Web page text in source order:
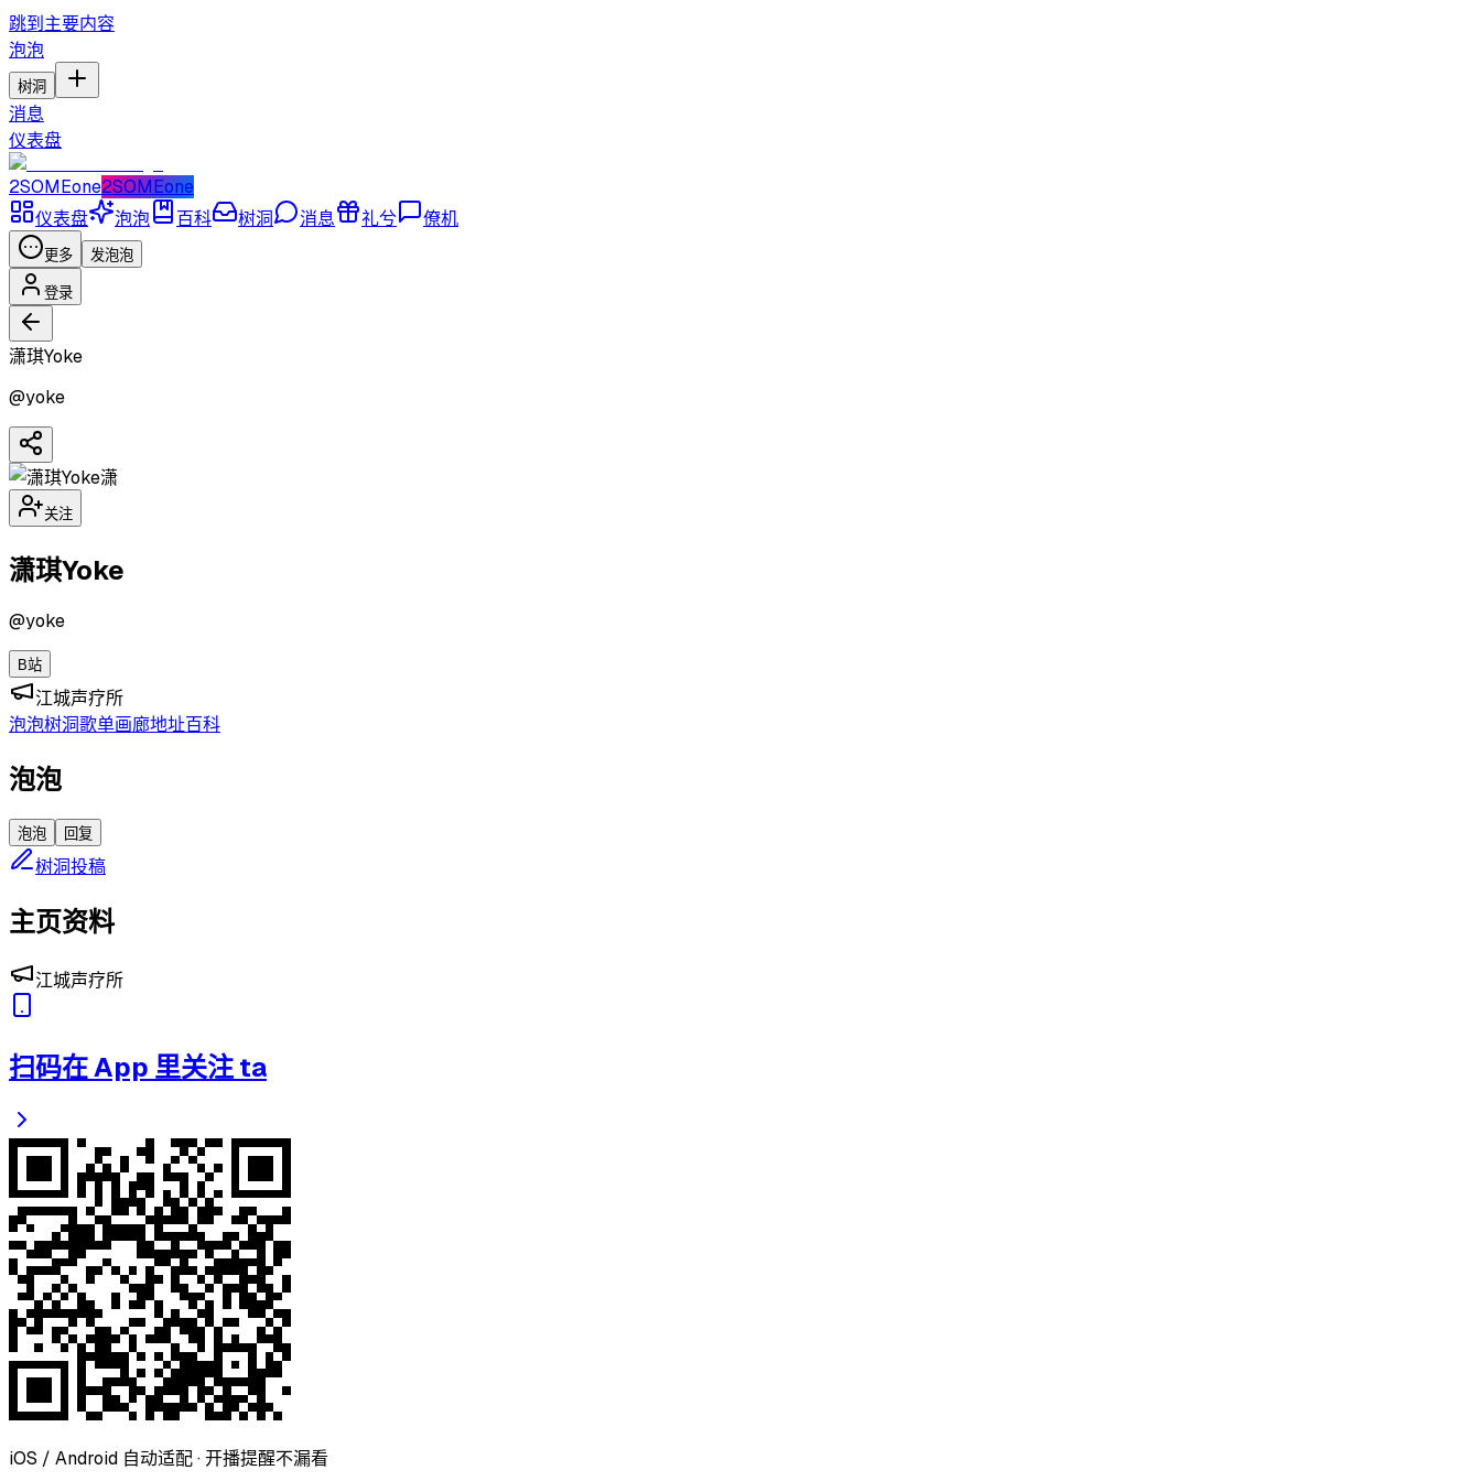
跳到主要内容
泡泡
树洞
消息
仪表盘
2SOMEone2SOMEone
仪表盘
泡泡 百科 树洞 消息 礼兮 僚机
更多 发泡泡
登录
潇琪Yoke
@yoke
潇
关注
潇琪Yoke
@yoke
B站
江城声疗所
泡泡树洞歌单画廊地址百科
泡泡
泡泡 回复
树洞投稿
主页资料
江城声疗所
扫码在 App 里关注 ta
iOS / Android 自动适配 · 开播提醒不漏看